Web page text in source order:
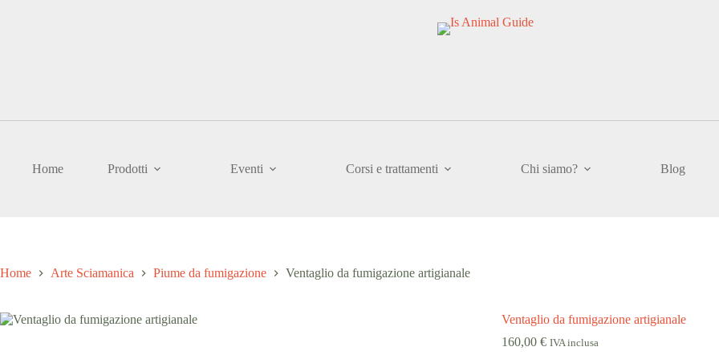
Home Prodotti Eventi Corsi e trattamenti Chi siamo? Blog
Home Arte Sciamanica Piume da fumigazione Ventaglio da fumigazione artigianale
Ventaglio da fumigazione artigianale
160,00 € IVA inclusa